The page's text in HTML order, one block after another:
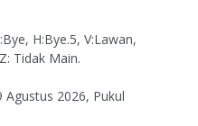
H:Bye.5, V:Lawan,
Tidak Main.
2026, Pukul